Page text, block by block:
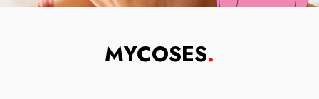
MYCOSES.